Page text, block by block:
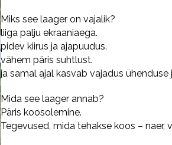
Miks see laager on vajalik?
liiga palju ekraaniaega.
pidev kiirus ja ajapuudus.
vähem päris suhtlust.
ja samal ajal kasvab vajadus ühenduse
Mida see laager annab?
Päris koosolemine.
Tegevused, mida tehakse koos – naer,